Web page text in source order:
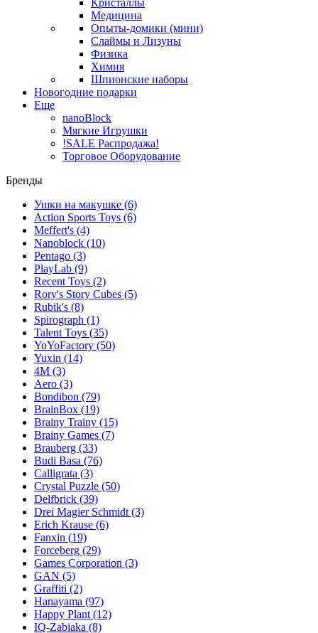
Кристаллы
Медицина
Опыты-домики (мини)
Слаймы и Лизуны
Физика
Химия
Шпионские наборы
Новогодние подарки
Еще
nanoBlock
Мягкие Игрушки
!SALE Распродажа!
Торговое Оборудование
Бренды
Ушки на макушке (6)
Action Sports Toys (6)
Meffert's (4)
Nanoblock (10)
Pentago (3)
PlayLab (9)
Recent Toys (2)
Rory's Story Cubes (5)
Rubik's (8)
Spirograph (1)
Talent Toys (35)
YoYoFactory (50)
Yuxin (14)
4M (3)
Aero (3)
Bondibon (79)
BrainBox (19)
Brainy Trainy (15)
Brainy Games (7)
Brauberg (33)
Budi Basa (76)
Calligrata (3)
Crystal Puzzle (50)
Delfbrick (39)
Drei Magier Schmidt (3)
Erich Krause (6)
Fanxin (19)
Forceberg (29)
Games Corporation (3)
GAN (5)
Graffiti (2)
Hanayama (97)
Happy Plant (12)
IQ-Zabiaka (8)